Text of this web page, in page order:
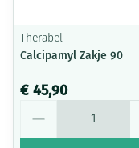
Therabel
Calcipamyl Zakje 90
€ 45,90